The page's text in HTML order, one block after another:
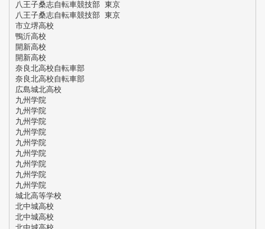
八王子桑志自転車競技部 東京
八王子桑志自転車競技部 東京
市立堺高校
鴨沂高校
開新高校
開新高校
奈良北高校自転車部
奈良北高校自転車部
広島城北高校
九州学院
九州学院
九州学院
九州学院
九州学院
九州学院
九州学院
九州学院
九州学院
城北高等学校
北中城高校
北中城高校
北中城高校